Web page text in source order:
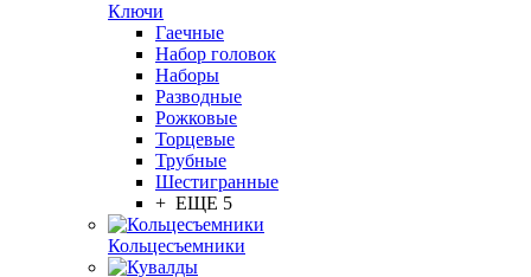
Ключи
Гаечные
Набор головок
Наборы
Разводные
Рожковые
Торцевые
Трубные
Шестигранные
+ ЕЩЕ 5
Кольцесъемники